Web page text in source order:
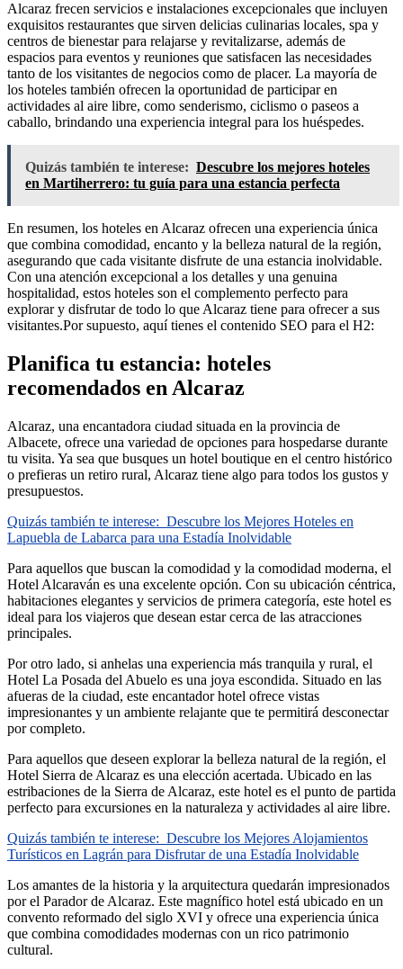
Alcaraz frecen servicios e instalaciones excepcionales que incluyen
exquisitos restaurantes que sirven delicias culinarias locales, spa y
centros de bienestar para relajarse y revitalizarse, además de
espacios para eventos y reuniones que satisfacen las necesidades
tanto de los visitantes de negocios como de placer. La mayoría de
los hoteles también ofrecen la oportunidad de participar en
actividades al aire libre, como senderismo, ciclismo o paseos a
caballo, brindando una experiencia integral para los huéspedes.
Quizás también te interese: Descubre los mejores hoteles
en Martiherrero: tu guía para una estancia perfecta
En resumen, los hoteles en Alcaraz ofrecen una experiencia única
que combina comodidad, encanto y la belleza natural de la región,
asegurando que cada visitante disfrute de una estancia inolvidable.
Con una atención excepcional a los detalles y una genuina
hospitalidad, estos hoteles son el complemento perfecto para
explorar y disfrutar de todo lo que Alcaraz tiene para ofrecer a sus
visitantes.Por supuesto, aquí tienes el contenido SEO para el H2:
Planifica tu estancia: hoteles
recomendados en Alcaraz
Alcaraz, una encantadora ciudad situada en la provincia de
Albacete, ofrece una variedad de opciones para hospedarse durante
tu visita. Ya sea que busques un hotel boutique en el centro histórico
o prefieras un retiro rural, Alcaraz tiene algo para todos los gustos y
presupuestos.
Quizás también te interese: Descubre los Mejores Hoteles en
Lapuebla de Labarca para una Estadía Inolvidable
Para aquellos que buscan la comodidad y la comodidad moderna, el
Hotel Alcaraván es una excelente opción. Con su ubicación céntrica,
habitaciones elegantes y servicios de primera categoría, este hotel es
ideal para los viajeros que desean estar cerca de las atracciones
principales.
Por otro lado, si anhelas una experiencia más tranquila y rural, el
Hotel La Posada del Abuelo es una joya escondida. Situado en las
afueras de la ciudad, este encantador hotel ofrece vistas
impresionantes y un ambiente relajante que te permitirá desconectar
por completo.
Para aquellos que deseen explorar la belleza natural de la región, el
Hotel Sierra de Alcaraz es una elección acertada. Ubicado en las
estribaciones de la Sierra de Alcaraz, este hotel es el punto de partida
perfecto para excursiones en la naturaleza y actividades al aire libre.
Quizás también te interese: Descubre los Mejores Alojamientos
Turísticos en Lagrán para Disfrutar de una Estadía Inolvidable
Los amantes de la historia y la arquitectura quedarán impresionados
por el Parador de Alcaraz. Este magnífico hotel está ubicado en un
convento reformado del siglo XVI y ofrece una experiencia única
que combina comodidades modernas con un rico patrimonio
cultural.